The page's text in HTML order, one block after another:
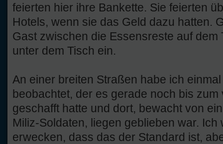
feierten hier ihre Bankette. Sie feierten
Hotels, wenn sie das Geld dazu hatten.
Gast zwischen die Essensreste auf
unter dem Tisch ein.
An einer breiten Straßen habe ich
beobachtet, der es gerade noch bis
geschafft hatte und dort, bewacht von
Miliz-Soldaten, liegen geblieben war.
erwecken, dass das der Standard ist,